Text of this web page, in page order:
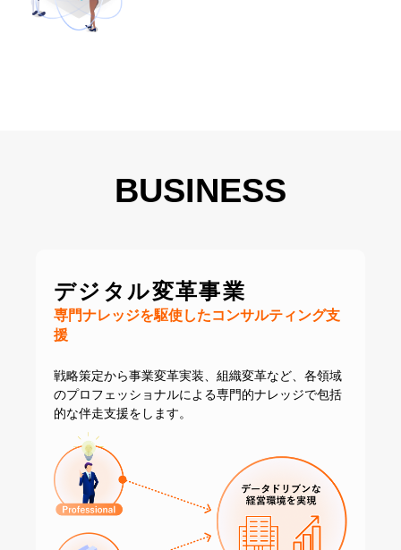
BUSINESS
デジタル変革事業
専門ナレッジを駆使したコンサルティング支
援
戦略策定から事業変革実装、組織変革など、 各領域
のプロフェッショナルによる専門的ナレッジで包括
的な伴走支援をします。